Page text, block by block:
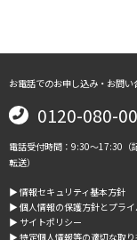
お電話でのお申し込み・お問い
0120-080-
電話受付時間：9:30～17:30（
転送）
▶︎ 情報セキュリティ基本方針
▶︎ 個人情報の保護方針とプラ
▶︎ サイトポリシー
▶︎ 特定個人情報等の適切な取